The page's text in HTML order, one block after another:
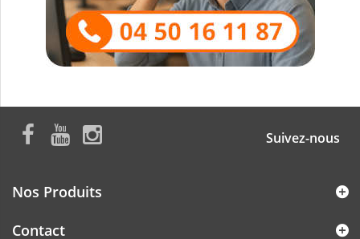
Suivez-nous
Nos Produits
Contact